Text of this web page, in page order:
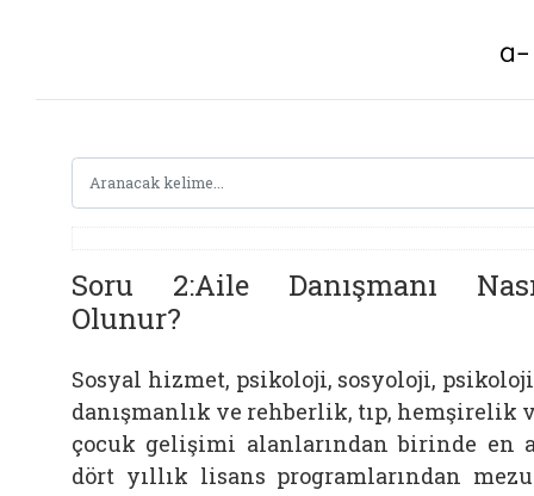
Soru 2:Aile Danışmanı
Olunur?
Sosyal hizmet, psikoloji, sosyoloji,
danışmanlık ve rehberlik, tıp, hemşirelik
çocuk gelişimi alanlarından birinde en
dört yıllık lisans programlarından